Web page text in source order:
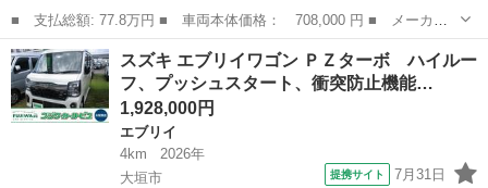
■ 支払総額: 77.8万円 ■ 車両本体価格： 708,000 円 ■ メーカー
名： スズキ ■ 車種名： エブリイ ■ グレード名： ジョインタ
ーボ 車検二年付き！ 一年間走行距離無制限保証付き！ ハイルー
フ ターボ ...
岐阜 可児市 エブリイ
スズキ エブリイワゴン ＰＺターボ ハイルー
フ、プッシュスタート、衝突防止機能…
1,928,000円
エブリイ
4km
2026年
大垣市
提携サイト 7月31日